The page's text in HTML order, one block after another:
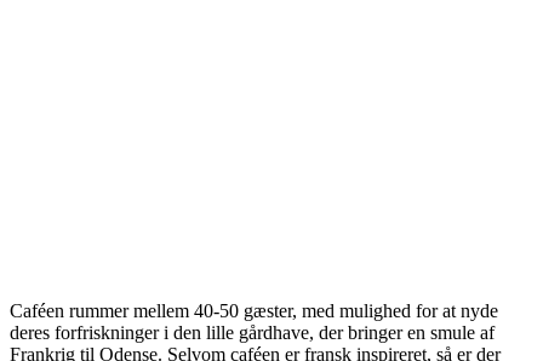
Caféen rummer mellem 40-50 gæster, med mulighed for at nyde
deres forfriskninger i den lille gårdhave, der bringer en smule af
Frankrig til Odense. Selvom caféen er fransk inspireret, så er der